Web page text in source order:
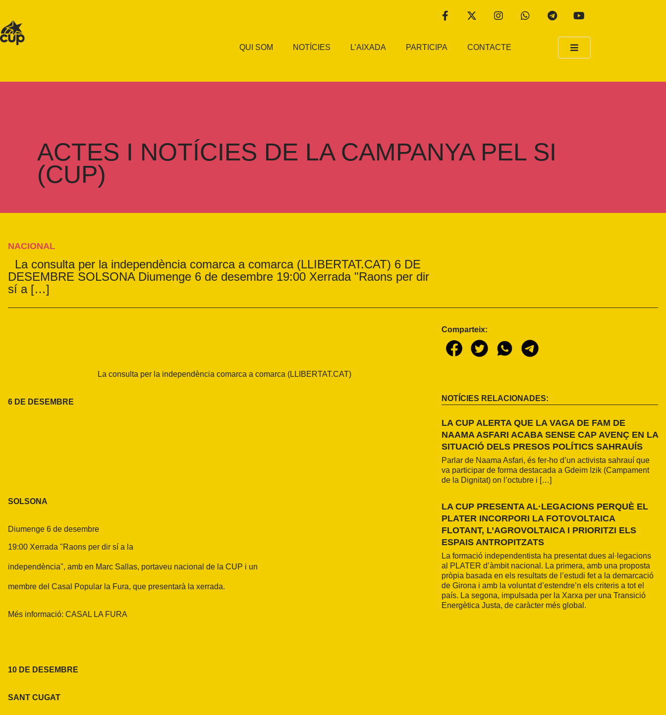
QUI SOM NOTÍCIES L’AIXADA PARTICIPA CONTACTE
ACTES I NOTÍCIES DE LA CAMPANYA PEL SI
(CUP)
NACIONAL
La consulta per la independència comarca a comarca (LLIBERTAT.CAT) 6 DE
DESEMBRE SOLSONA Diumenge 6 de desembre 19:00 Xerrada "Raons per dir
sí a […]
La consulta per la independència comarca a comarca (LLIBERTAT.CAT)
6 DE DESEMBRE
SOLSONA
Diumenge 6 de desembre
19:00 Xerrada "Raons per dir sí a la
independència", amb en Marc Sallas, portaveu nacional de la CUP i un
membre del Casal Popular la Fura, que presentarà la xerrada.
Més informació: CASAL LA FURA
10 DE DESEMBRE
SANT CUGAT
Comparteix:
NOTÍCIES RELACIONADES:
LA CUP ALERTA QUE LA VAGA DE FAM DE
NAAMA ASFARI ACABA SENSE CAP AVENÇ EN LA
SITUACIÓ DELS PRESOS POLÍTICS SAHRAUÍS
Parlar de Naama Asfari, és fer-ho d’un activista sahrauí que
va participar de forma destacada a Gdeim Izik (Campament
de la Dignitat) on l’octubre i […]
LA CUP PRESENTA AL·LEGACIONS PERQUÈ EL
PLATER INCORPORI LA FOTOVOLTAICA
FLOTANT, L’AGROVOLTAICA I PRIORITZI ELS
ESPAIS ANTROPITZATS
La formació independentista ha presentat dues al·legacions
al PLATER d’àmbit nacional. La primera, amb una proposta
pròpia basada en els resultats de l’estudi fet a la demarcació
de Girona i amb la voluntat d’estendre’n els criteris a tot el
país. La segona, impulsada per la Xarxa per una Transició
Energètica Justa, de caràcter més global.